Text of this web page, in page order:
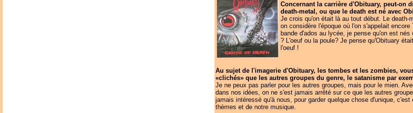
Concernant la carrière d'Obituary, peut-on
death-metal, ou que le death est né avec
Je crois qu'on était là au tout début. Le death-
on considère l'époque où l'on s'appelait
bande d'ados au lycée, je pense qu'on est
? L'oeuf ou la poule? Je pense qu'Obituary
l'oeuf !
Au sujet de l'imagerie d'Obituary, les tombes et les zombies,
«clichés» que les autres groupes du genre, le satanisme par
Je ne peux pas parler pour les autres groupes, mais pour le mien.
dans nos idées, on ne s'est jamais arrêté sur ce que les autres
jamais intéressé qu'à nous, pour garder quelque chose d'unique,
thèmes et de notre musique.